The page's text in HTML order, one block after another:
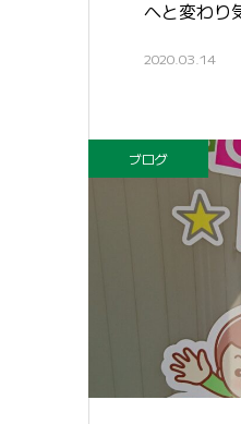
へと変わり
2020.03.14
ブログ